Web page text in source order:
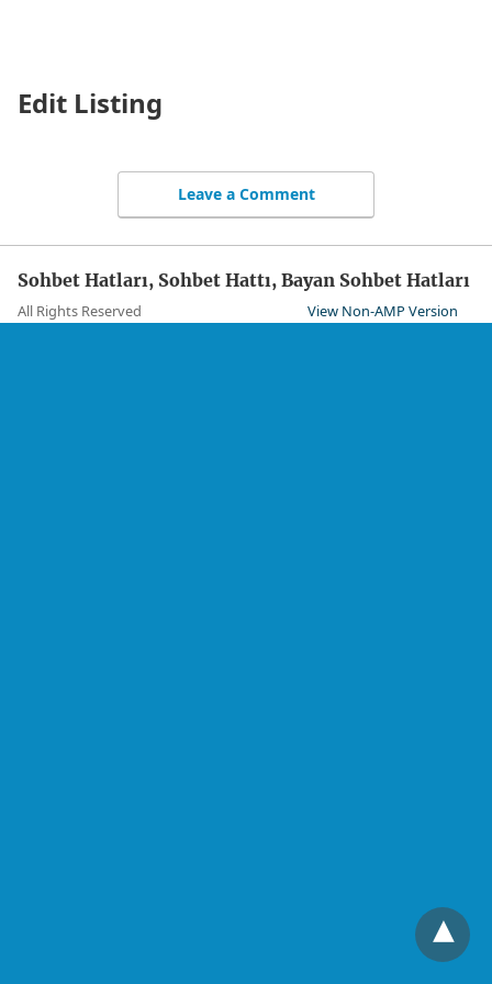
Edit Listing
Leave a Comment
Sohbet Hatları, Sohbet Hattı, Bayan Sohbet Hatları
All Rights Reserved View Non-AMP Version